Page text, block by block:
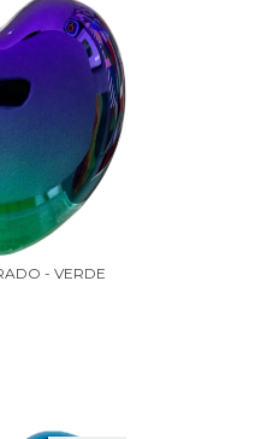
- VERDE